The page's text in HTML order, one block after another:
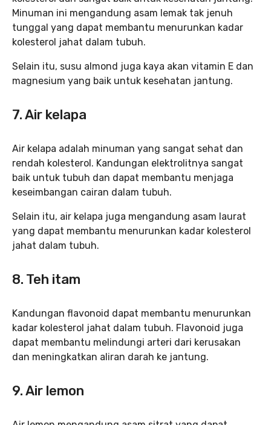
Minuman ini mengandung asam lemak tak jenuh
tunggal yang dapat membantu menurunkan kadar
kolesterol jahat dalam tubuh.
Selain itu, susu almond juga kaya akan vitamin E dan
magnesium yang baik untuk kesehatan jantung.
7. Air kelapa
Air kelapa adalah minuman yang sangat sehat dan
rendah kolesterol. Kandungan elektrolitnya sangat
baik untuk tubuh dan dapat membantu menjaga
keseimbangan cairan dalam tubuh.
Selain itu, air kelapa juga mengandung asam laurat
yang dapat membantu menurunkan kadar kolesterol
jahat dalam tubuh.
8. Teh itam
Kandungan flavonoid dapat membantu menurunkan
kadar kolesterol jahat dalam tubuh. Flavonoid juga
dapat membantu melindungi arteri dari kerusakan
dan meningkatkan aliran darah ke jantung.
9. Air lemon